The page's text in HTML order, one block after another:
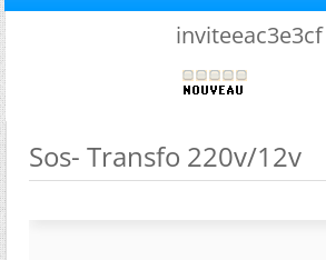
inviteeac3e3cf
Sos- Transfo 220v/12v